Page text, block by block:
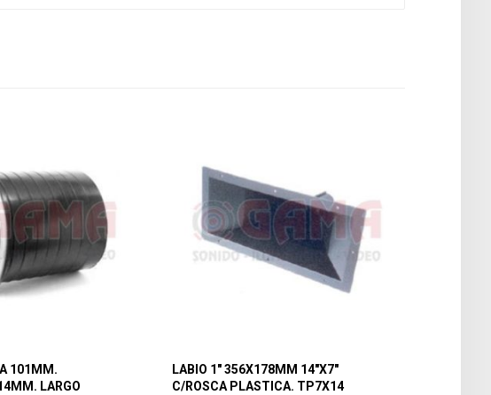
101MM.
LARGO
LABIO 1″ 356X178MM 14″X7″
C/ROSCA PLASTICA. TP7X14